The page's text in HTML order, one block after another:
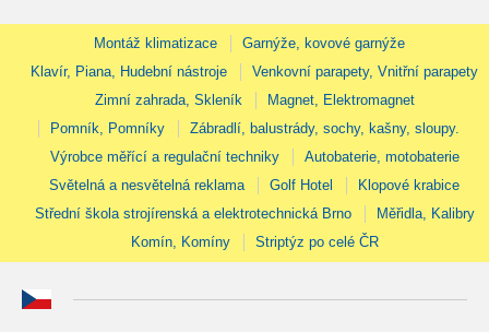
Montáž klimatizace
Garnýže, kovové garnýže
Klavír, Piana, Hudební nástroje
Venkovní parapety, Vnitřní parapety
Zimní zahrada, Skleník
Magnet, Elektromagnet
Pomník, Pomníky
Zábradlí, balustrády, sochy, kašny, sloupy.
Výrobce měřící a regulační techniky
Autobaterie, motobaterie
Světelná a nesvětelná reklama
Golf Hotel
Klopové krabice
Střední škola strojírenská a elektrotechnická Brno
Měřidla, Kalibry
Komín, Komíny
Striptýz po celé ČR